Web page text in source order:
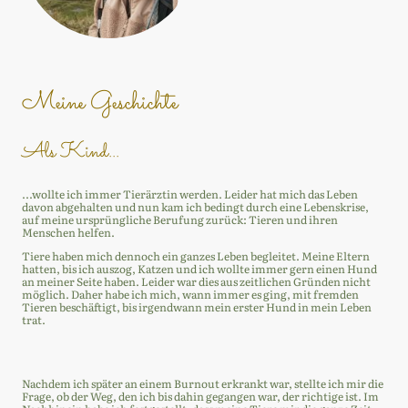
Meine Geschichte
Als Kind...
...wollte ich immer Tierärztin werden. Leider hat mich das Leben
davon abgehalten und nun kam ich bedingt durch eine Lebenskrise,
auf meine ursprüngliche Berufung zurück: Tieren und ihren
Menschen helfen.
Tiere haben mich dennoch ein ganzes Leben begleitet. Meine Eltern
hatten, bis ich auszog, Katzen und ich wollte immer gern einen Hund
an meiner Seite haben. Leider war dies aus zeitlichen Gründen nicht
möglich. Daher habe ich mich, wann immer es ging, mit fremden
Tieren beschäftigt, bis irgendwann mein erster Hund in mein Leben
trat.
Nachdem ich später an einem Burnout erkrankt war, stellte ich mir die
Frage, ob der Weg, den ich bis dahin gegangen war, der richtige ist. Im